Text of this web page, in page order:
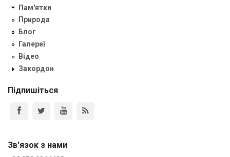
Пам'ятки
Природа
Блог
Галереї
Відео
Закордон
Підпишіться
Зв'язок з нами